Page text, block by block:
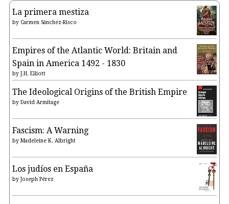
La primera mestiza
by Carmen Sánchez-Risco
Empires of the Atlantic World: Britain and
Spain in America 1492 - 1830
by J.H. Elliott
The Ideological Origins of the British Empire
by David Armitage
Fascism: A Warning
by Madeleine K. Albright
Los judíos en España
by Joseph Pérez